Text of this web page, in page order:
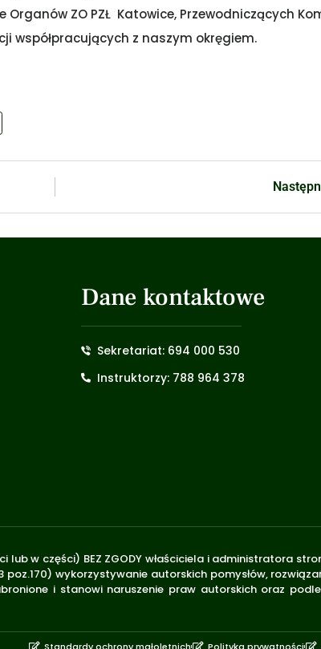
Organów ZO PZŁ Katowice, Przewodniczących
współpracujących z naszym okręgiem.
Dane kontaktowe
Sekretariat: 694 000 530
Instruktorzy: 788 964 378
lub w części) BEZ ZGODY właściciela i administratora
poz.170) wykorzystywanie autorskich pomysłów,
i stanowi naruszenie praw autorskich oraz